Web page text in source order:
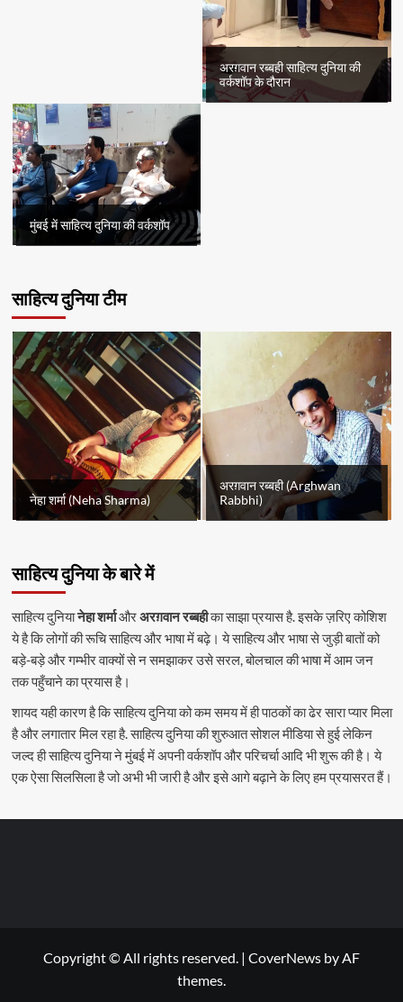
अरग़वान रब्बही साहित्य दुनिया की
वर्कशॉप के दौरान
मुंबई में साहित्य दुनिया की वर्कशॉप
साहित्य दुनिया टीम
नेहा शर्मा (Neha Sharma)
अरग़वान रब्बही (Arghwan
Rabbhi)
साहित्य दुनिया के बारे में
साहित्य दुनियानेहा शर्माऔरअरग़वान रब्बहीका साझा प्रयास है. इसके ज़रिए कोशिश
ये है कि लोगों की रूचि साहित्य और भाषा में बढ़े। ये साहित्य और भाषा से जुड़ी बातों को
बड़े-बड़े और गम्भीर वाक्यों से न समझाकर उसे सरल, बोलचाल की भाषा में आम जन
तक पहुँचाने का प्रयास है।
शायद यही कारण है कि साहित्य दुनिया को कम समय में ही पाठकों का ढेर सारा प्यार मिला
है और लगातार मिल रहा है. साहित्य दुनिया की शुरुआत सोशल मीडिया से हुई लेकिन
जल्द ही साहित्य दुनिया ने मुंबई में अपनी वर्कशॉप और परिचर्चा आदि भी शुरू की है। ये
एक ऐसा सिलसिला है जो अभी भी जारी है और इसे आगे बढ़ाने के लिए हम प्रयासरत हैं।
Copyright © All rights reserved. | CoverNews by AF
themes.